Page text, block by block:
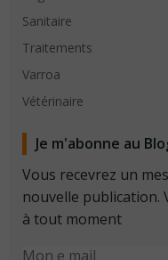
Sanitaire
Traitements
Varroa
Vétérinaire
Je m'abonne au
Vous recevrez un
nouvelle publication.
à tout moment
Mon